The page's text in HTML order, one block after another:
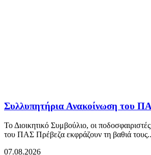
Συλλυπητήρια Ανακοίνωση του
Το Διοικητικό Συμβούλιο, οι
του ΠΑΣ Πρέβεζα εκφράζουν τη βαθιά
07.08.2026